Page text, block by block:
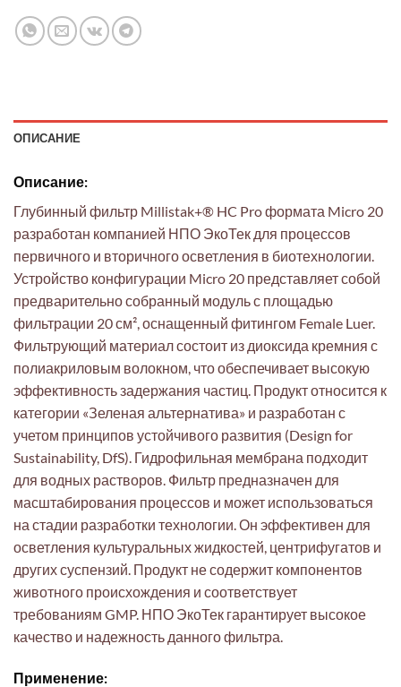
ОПИСАНИЕ
Описание:
Глубинный фильтр Millistak+® HC Pro формата Micro 20
разработан компанией НПО ЭкоТек для процессов
первичного и вторичного осветления в биотехнологии.
Устройство конфигурации Micro 20 представляет собой
предварительно собранный модуль с площадью
фильтрации 20 см², оснащенный фитингом Female Luer.
Фильтрующий материал состоит из диоксида кремния с
полиакриловым волокном, что обеспечивает высокую
эффективность задержания частиц. Продукт относится к
категории «Зеленая альтернатива» и разработан с
учетом принципов устойчивого развития (Design for
Sustainability, DfS). Гидрофильная мембрана подходит
для водных растворов. Фильтр предназначен для
масштабирования процессов и может использоваться
на стадии разработки технологии. Он эффективен для
осветления культуральных жидкостей, центрифугатов и
других суспензий. Продукт не содержит компонентов
животного происхождения и соответствует
требованиям GMP. НПО ЭкоТек гарантирует высокое
качество и надежность данного фильтра.
Применение: